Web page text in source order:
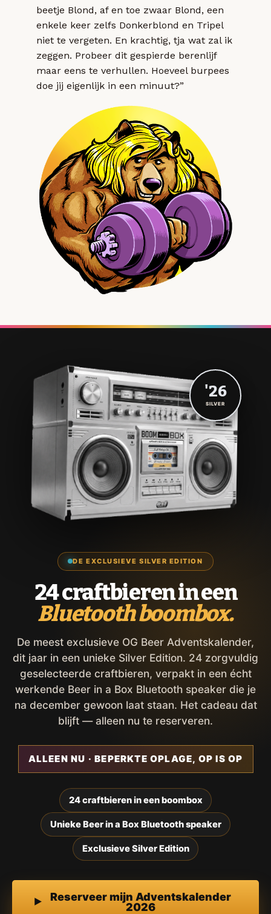
beetje Blond, af en toe zwaar Blond, een
enkele keer zelfs Donkerblond en Tripel
niet te vergeten. En krachtig, tja wat zal ik
zeggen. Probeer dit gespierde berenlijf
maar eens te verhullen. Hoeveel burpees
doe jij eigenlijk in een minuut?”
DE EXCLUSIEVE SILVER EDITION
24 craftbieren in een
Bluetooth boombox.
De meest exclusieve OG Beer Adventskalender,
dit jaar in een unieke Silver Edition. 24 zorgvuldig
geselecteerde craftbieren, verpakt in een écht
werkende Beer in a Box Bluetooth speaker die je
na december gewoon laat staan. Het cadeau dat
blijft — alleen nu te reserveren.
ALLEEN NU · BEPERKTE OPLAGE, OP IS OP
24 craftbieren in een boombox
Unieke Beer in a Box Bluetooth speaker
Exclusieve Silver Edition
Reserveer mijn Adventskalender
2026
'26
SILVER